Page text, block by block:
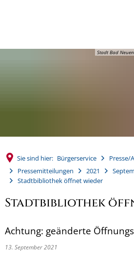
Stadt Bad
Sie sind hier: Bürgerservice
Presse/
Pressemitteilungen
2021
Stadtbibliothek öffnet wieder
Stadtbibliothek
Achtung: geänderte
13. September 2021